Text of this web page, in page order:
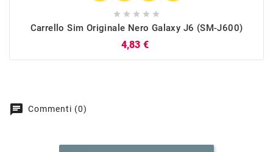
    
Carrello Sim Originale Nero Galaxy J6 (SM-J600)
4,83 €
chat Commenti (0)